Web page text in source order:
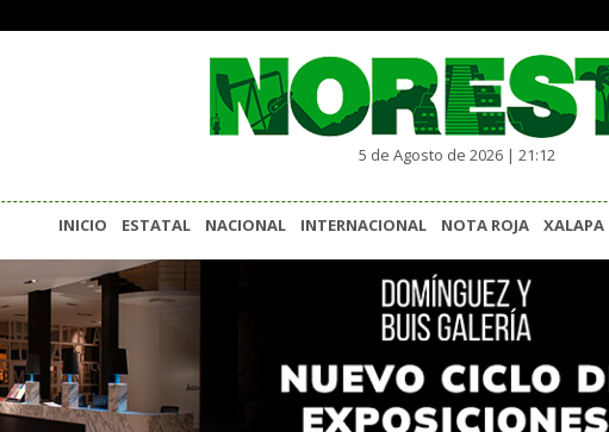
5 de Agosto de 2026 | 21:12
INICIO ESTATAL NACIONAL INTERNACIONAL NOTA ROJA XALAPA